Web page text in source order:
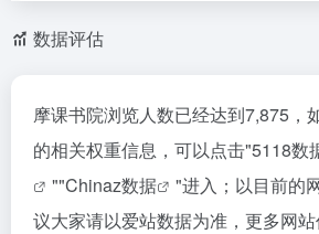
数据评估
摩课书院浏览人数已经达到7,875，
的相关权重信息，可以点击"5118数
""Chinaz数据
"进入；以目前的
议大家请以爱站数据为准，更多网站